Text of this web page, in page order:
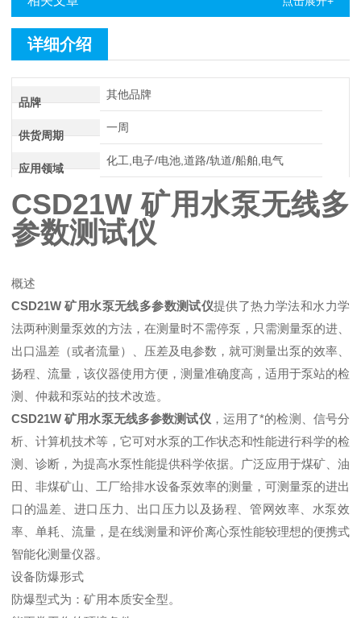
详细介绍
品牌
其他品牌
供货周期
一周
应用领域
化工,电子/电池,道路/轨道/船舶,电气
CSD21W 矿用水泵无线多
参数测试仪
概述
CSD21W 矿用水泵无线多参数测试仪提供了热力学法和水力学
法两种测量泵效的方法，在测量时不需停泵，只需测量泵的进、
出口温差（或者流量）、压差及电参数，就可测量出泵的效率、
扬程、流量，该仪器使用方便，测量准确度高，适用于泵站的检
测、仲裁和泵站的技术改造。
CSD21W 矿用水泵无线多参数测试仪 ，运用了*的检测、信号分
析、计算机技术等，它可对水泵的工作状态和性能进行科学的检
测、诊断，为提高水泵性能提供科学依据。广泛应用于煤矿、油
田、非煤矿山、工厂给排水设备泵效率的测量，可测量泵的进出
口的温差、进口压力、出口压力以及扬程、管网效率、水泵效
率、单耗、流量，是在线测量和评价离心泵性能较理想的便携式
智能化测量仪器。
设备防爆形式
防爆型式为：矿用本质安全型。